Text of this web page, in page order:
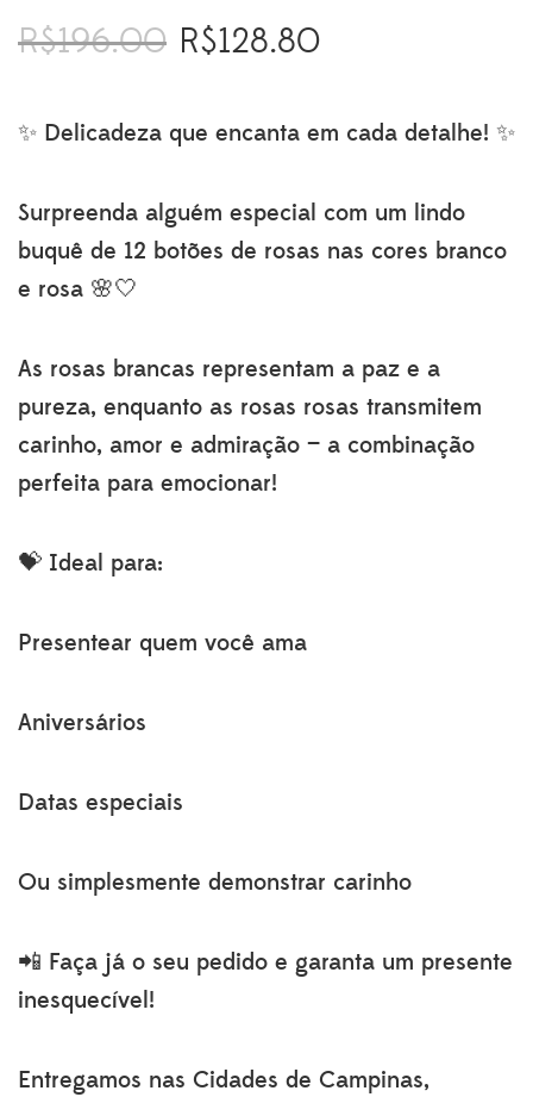
R$196.00
O
era:
R$128.80O
é:
✨ Delicadeza que encanta em cada detalhe! ✨
Surpreenda alguém especial com um lindo
buquê de 12 botões de rosas nas cores branco
e rosa 🌸🤍
As rosas brancas representam a paz e a
pureza, enquanto as rosas rosas transmitem
carinho, amor e admiração — a combinação
perfeita para emocionar!
💝 Ideal para:
Presentear quem você ama
Aniversários
Datas especiais
Ou simplesmente demonstrar carinho
📲 Faça já o seu pedido e garanta um presente
inesquecível!
Entregamos nas Cidades de Campinas,